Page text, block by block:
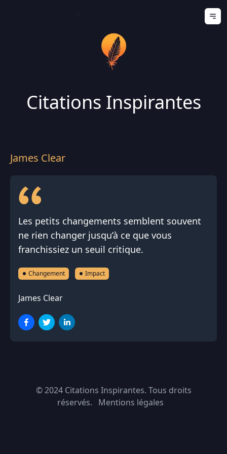
Citations Inspirantes
James Clear
Les petits changements semblent souvent
ne rien changer jusqu’à ce que vous
franchissiez un seuil critique.
Changement Impact
James Clear
© 2024 Citations Inspirantes. Tous droits
réservés.
Mentions légales